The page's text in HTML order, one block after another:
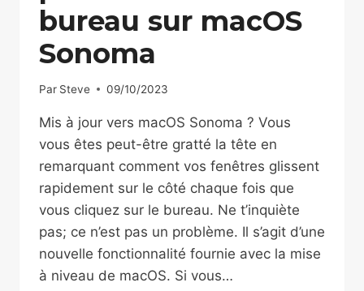
bureau sur macOS
Sonoma
Par Steve 09/10/2023
Mis à jour vers macOS Sonoma ? Vous
vous êtes peut-être gratté la tête en
remarquant comment vos fenêtres glissent
rapidement sur le côté chaque fois que
vous cliquez sur le bureau. Ne t’inquiète
pas; ce n’est pas un problème. Il s’agit d’une
nouvelle fonctionnalité fournie avec la mise
à niveau de macOS. Si vous…